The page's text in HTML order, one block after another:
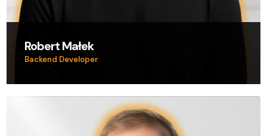
Robert Małek
Backend Developer